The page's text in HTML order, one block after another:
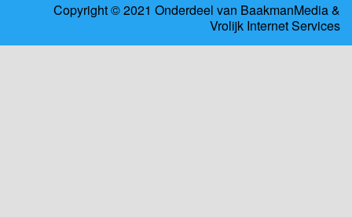
Copyright © 2021 Onderdeel van BaakmanMedia&
Vrolijk Internet Services